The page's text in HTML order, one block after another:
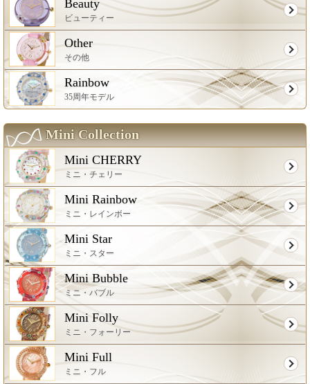
Beauty
ビューティー
Other
その他
Rainbow
35周年モデル
Mini Collection
Mini CHERRY
ミニ・チェリー
Mini Rainbow
ミニ・レインボー
Mini Star
ミニ・スター
Mini Bubble
ミニ・バブル
Mini Folly
ミニ・フォーリー
Mini Full
ミニ・フル